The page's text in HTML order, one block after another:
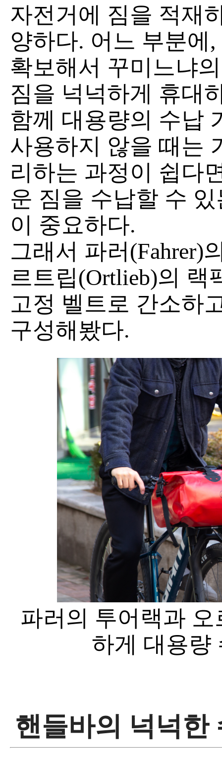
자전거에 짐을 적재
양하다. 어느 부분에
확보해서 꾸미느냐
짐을 넉넉하게 휴대
함께 대용량의 수납
사용하지 않을 때는
리하는 과정이 쉽다
운 짐을 수납할 수
이 중요하다.
그래서 파러(Fahrer)
르트립(Ortlieb)의 랙
고정 벨트로 간소하
구성해봤다.
파러의 투어랙과
하게 대용량
핸들바의 넉넉한